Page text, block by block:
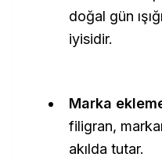
doğal gün
iyisidir.
Marka
filigran,
akılda tutar.